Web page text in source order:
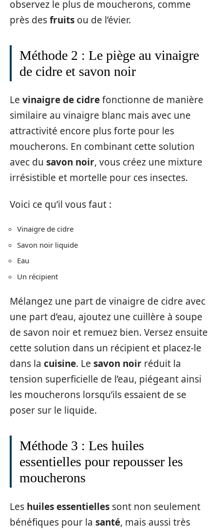
observez le plus de moucherons, comme
près desfruits ou de l’évier.
Méthode 2 : Le piège au vinaigre
de cidre et savon noir
Le vinaigre de cidrefonctionne de manière
similaire au vinaigre blanc mais avec une
attractivité encore plus forte pour les
moucherons. En combinant cette solution
avec du savon noir, vous créez une mixture
irrésistible et mortelle pour ces insectes.
Voici ce qu’il vous faut :
Vinaigre de cidre
Savon noir liquide
Eau
Un récipient
Mélangez une part de vinaigre de cidre avec
une part d’eau, ajoutez une cuillère à soupe
de savon noir et remuez bien. Versez ensuite
cette solution dans un récipient et placez-le
dans la cuisine. Le savon noir réduit la
tension superficielle de l’eau, piégeant ainsi
les moucherons lorsqu’ils essaient de se
poser sur le liquide.
Méthode 3 : Les huiles
essentielles pour repousser les
moucherons
Les huiles essentielles sont non seulement
bénéfiques pour la santé, mais aussi très